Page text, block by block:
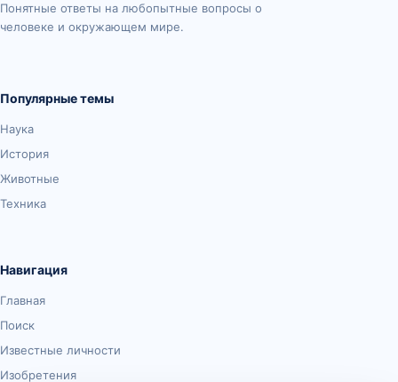
Понятные ответы на любопытные вопросы о
человеке и окружающем мире.
Популярные темы
Наука
История
Животные
Техника
Навигация
Главная
Поиск
Известные личности
Изобретения